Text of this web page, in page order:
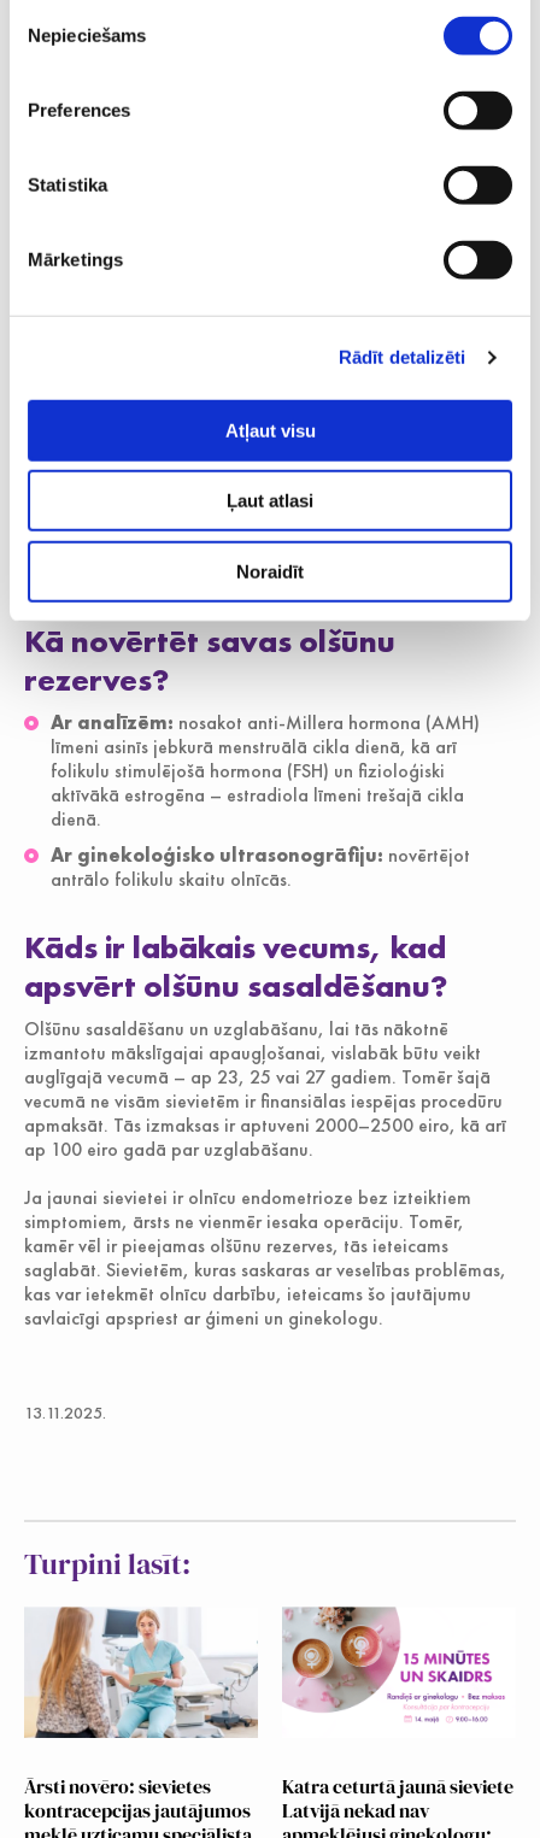
izvēle
Nepieciešams
Preferences
Statistika
Mārketings
Rādīt detalizēti
Atļaut visu
Ļaut atlasi
Noraidīt
Vismaz 7–8 stundas kvalitatīva
dziedzeru darbību un vispārējo veselību.
Apsver reproduktīvās plānošanas iespējas.Ja
sasaldēšanu, lai saglabātu tās ar augstāku kvalitāti
Kā novērtēt savas olšūnu
rezerves?
Ar analīzēm: nosakot anti-Millera hormona (AMH)
līmeni asinīs jebkurā menstruālā cikla dienā, kā arī
folikulu stimulējošā hormona (FSH) un fizioloģiski
aktīvākā estrogēna – estradiola līmeni trešajā cikla
dienā.
Ar ginekoloģisko ultrasonogrāfiju: novērtējot
antrālo folikulu skaitu olnīcās.
Kāds ir labākais vecums, kad
apsvērt olšūnu sasaldēšanu?
Olšūnu sasaldēšanu un uzglabāšanu, lai tās nākotnē
izmantotu mākslīgajai apaugļošanai, vislabāk būtu veikt
auglīgajā vecumā – ap 23, 25 vai 27 gadiem. Tomēr šajā
vecumā ne visām sievietēm ir finansiālas iespējas procedūru
apmaksāt. Tās izmaksas ir aptuveni 2000–2500 eiro, kā arī
ap 100 eiro gadā par uzglabāšanu.
Ja jaunai sievietei ir olnīcu endometrioze bez izteiktiem
simptomiem, ārsts ne vienmēr iesaka operāciju. Tomēr,
kamēr vēl ir pieejamas olšūnu rezerves, tās ieteicams
saglabāt. Sievietēm, kuras saskaras ar veselības problēmas,
kas var ietekmēt olnīcu darbību, ieteicams šo jautājumu
savlaicīgi apspriest ar ģimeni un ginekologu.
13.11.2025.
Turpini lasīt:
Ārsti novēro: sievietes
kontracepcijas jautājumos
Katra ceturtā jaunā sieviete
Latvijā nekad nav